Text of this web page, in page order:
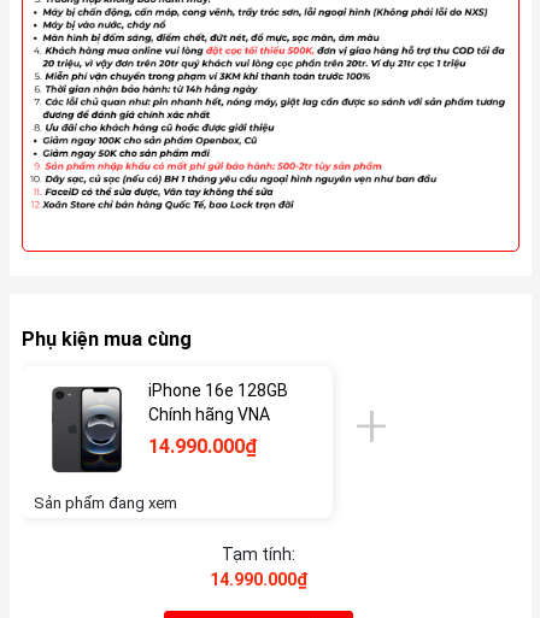
Phụ kiện mua cùng
iPhone 16e 128GB
Chính hãng VNA
14.990.000₫
Sản phẩm đang xem
Tạm tính:
14.990.000₫